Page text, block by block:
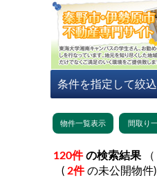
120件 の検索結果
( 2件 の未公開物件)